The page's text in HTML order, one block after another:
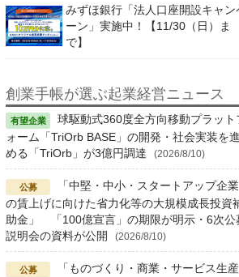
みずほ銀行「法人口座開設キャン
ーン」実施中！【11/30（日）ま
で】
創業手帳が選ぶ起業経営ニュース
球駆動式360度全方向移動プラット
ォーム「TriOrb BASE」の開発・社会実装を進
める「TriOrb」が3億円調達
(2026/8/10)
「中堅・中小・スタートアップ企業
の賃上げに向けた省力化等の大規模成長投資
助金」 「100億宣言」の期限が明示・6次公
説明会の資料が公開
(2026/8/10)
「ものづくり・商業・サービス生産